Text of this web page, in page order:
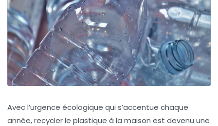
Avec l’urgence écologique qui s’accentue chaque
année, recycler le plastique à la maison est devenu une